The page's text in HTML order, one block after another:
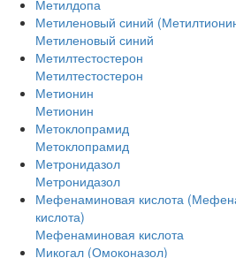
Метилдопа
Метиленовый синий
Метиленовый синий
Метилтестостерон
Метилтестостерон
Метионин
Метионин
Метоклопрамид
Метоклопрамид
Метронидазол
Метронидазол
Мефенаминовая кислота
кислота)
Мефенаминовая кислота
Микогал (Омоконазол)